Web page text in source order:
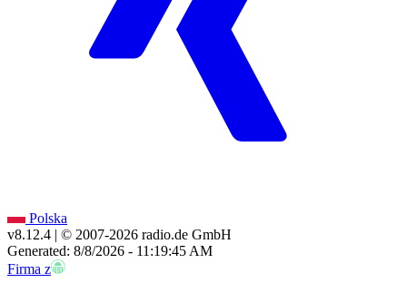
Polska
v8.12.4 | © 2007-2026 radio.de GmbH
Generated: 8/8/2026 - 11:19:45 AM
Firma z